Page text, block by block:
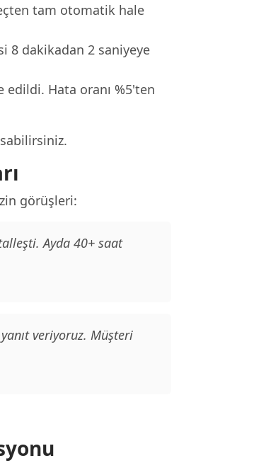
tam otomatik hale
8 dakikadan 2 saniyeye
Hata oranı %5'ten
görüşleri:
Ayda 40+ saat
veriyoruz. Müşteri